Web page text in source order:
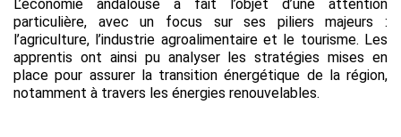
L’économie andalouse a fait l’objet d’une attention
particulière, avec un focus sur ses piliers majeurs :
l’agriculture, l’industrie agroalimentaire et le tourisme. Les
apprentis ont ainsi pu analyser les stratégies mises en
place pour assurer la transition énergétique de la région,
notamment à travers les énergies renouvelables.